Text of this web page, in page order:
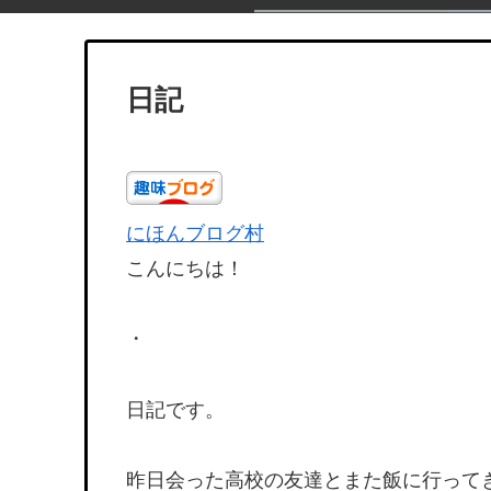
日記
にほんブログ村
こんにちは！
・
日記です。
昨日会った高校の友達とまた飯に行って